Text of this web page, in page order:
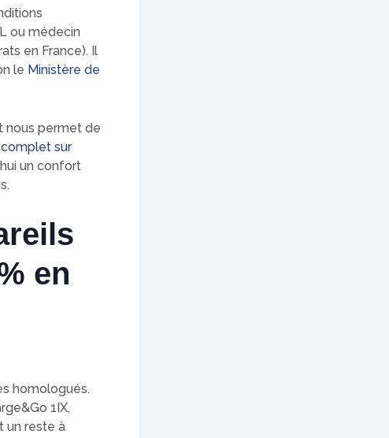
ou médecin
en France). Il
le Ministère de
nous permet de
sur
un confort
en
homologués.
1IX,
un reste à